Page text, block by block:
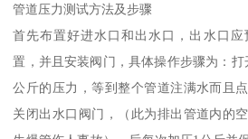
管道压力测试方法及步骤
首先布置好进水口和出水口，出水口
置，并且安装阀门，具体操作步骤为：
公斤的压力，等到整个管道注满水而且
关闭出水口阀门，（此为排出管道内的